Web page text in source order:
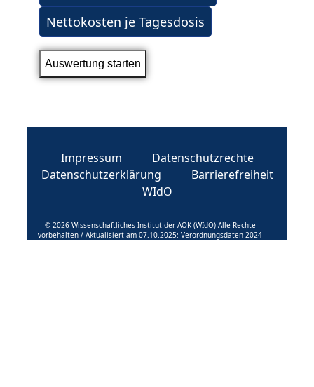
Nettokosten je Tagesdosis
Impressum
Datenschutzrechte
Datenschutzerklärung
Barrierefreiheit
WIdO
© 2026 Wissenschaftliches Institut der AOK (WIdO) Alle Rechte
vorbehalten / Aktualisiert am 07.10.2025: Verordnungsdaten 2024